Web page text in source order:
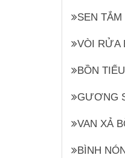
SEN
VÒI RỬA
BỒN
GƯƠNG
VAN XẢ
BÌNH